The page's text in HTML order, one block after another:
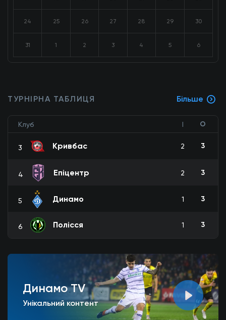
24 25 26 27 28 29 30
31 1 2 3 4 5 6
ТУРНІРНА ТАБЛИЦЯ Більше
Клуб І О
3 Кривбас 2 3
4 Епіцентр 2 3
5 Динамо 1 3
6 Полісся 1 3
Динамо TV
Унікальний контент